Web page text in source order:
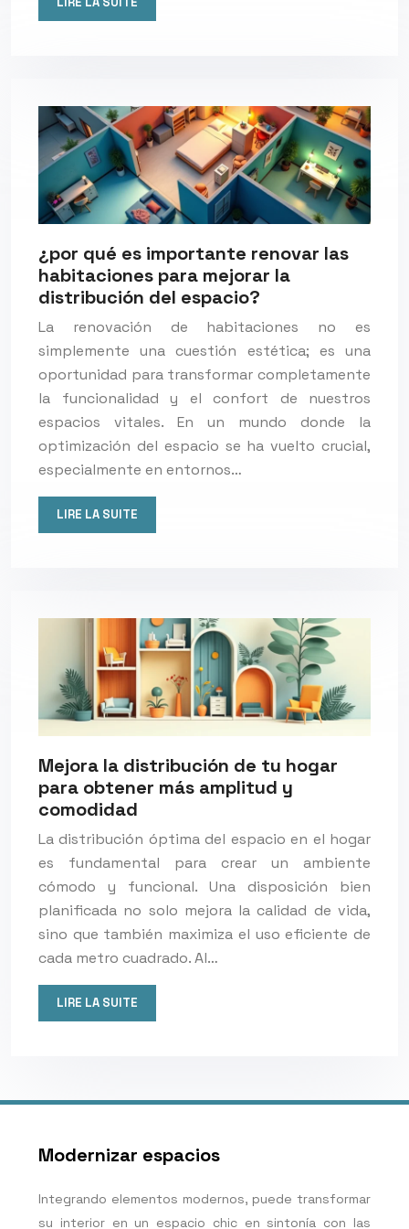
¿por qué es importante renovar las
habitaciones para mejorar la
distribución del espacio?
La renovación de habitaciones no es
simplemente una cuestión estética; es una
oportunidad para transformar completamente
la funcionalidad y el confort de nuestros
espacios vitales. En un mundo donde la
optimización del espacio se ha vuelto crucial,
especialmente en entornos…
LIRE LA SUITE
Mejora la distribución de tu hogar
para obtener más amplitud y
comodidad
La distribución óptima del espacio en el hogar
es fundamental para crear un ambiente
cómodo y funcional. Una disposición bien
planificada no solo mejora la calidad de vida,
sino que también maximiza el uso eficiente de
cada metro cuadrado. Al…
LIRE LA SUITE
Modernizar espacios
Integrando elementos modernos, puede transformar
su interior en un espacio chic en sintonía con las